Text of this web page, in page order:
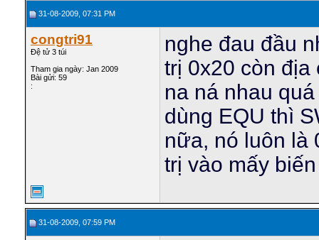
31-08-2009, 07:31 PM
congtri91
Đệ tử 3 túi
Tham gia ngày: Jan 2009
Bài gửi: 59
:
nghe đau đầu
trị 0x20 còn địa
na ná nhau
dùng EQU thì
nữa, nó luôn là
trị vào mấy
31-08-2009, 07:59 PM